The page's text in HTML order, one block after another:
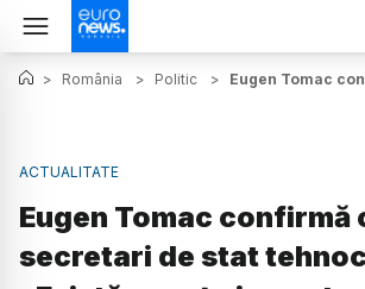
> România > Politic > Eugen Tomac
ACTUALITATE
Eugen Tomac confirmă
secretari de stat